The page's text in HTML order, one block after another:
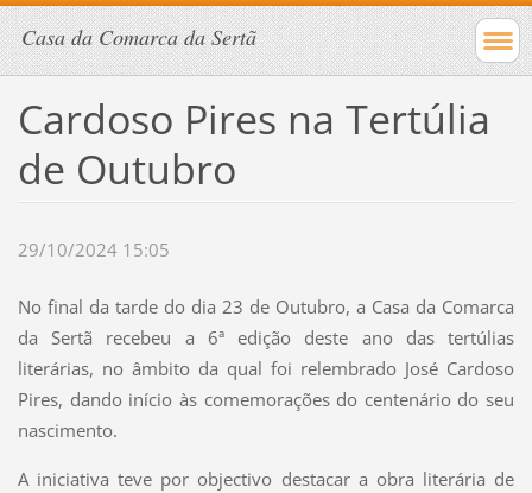
Casa da Comarca da Sertã
Cardoso Pires na Tertúlia
de Outubro
29/10/2024 15:05
No final da tarde do dia 23 de Outubro, a Casa da Comarca
da Sertã recebeu a 6ª edição deste ano das tertúlias
literárias, no âmbito da qual foi relembrado José Cardoso
Pires, dando início às comemorações do centenário do seu
nascimento.
A iniciativa teve por objectivo destacar a obra literária de